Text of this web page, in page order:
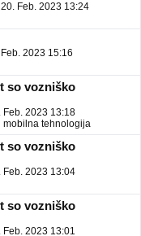
20. Feb. 2023 13:24
2023 15:16
so vozniško
Feb. 2023 13:18
mobilna tehnologija
so vozniško
Feb. 2023 13:04
so vozniško
Feb. 2023 13:01